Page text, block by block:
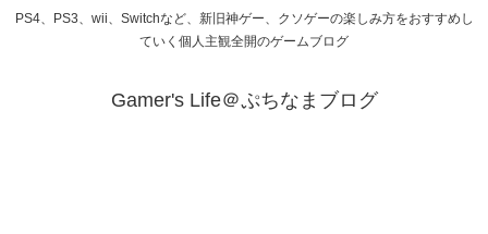
PS4、PS3、wii、Switchなど、新旧神ゲー、クソゲーの楽しみ方をおすすめし
ていく個人主観全開のゲームブログ
Gamer's Life＠ぷちなまブログ